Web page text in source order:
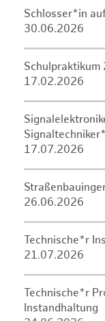
Schlosser*in
30.06.2026
Schulpraktikum
17.02.2026
17.07.2026
26.06.2026
Technische*r
21.07.2026
Technische*r
Instandhaltung